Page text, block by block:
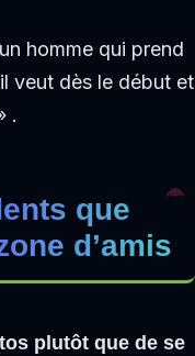
homme qui prend
veut dès le début et
.
que
d’amis
plutôt que de se